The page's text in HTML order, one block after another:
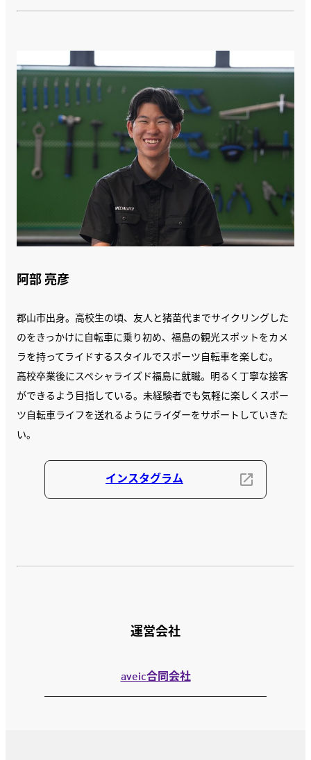
阿部 亮彦
郡山市出身。高校生の頃、友人と猪苗代までサイクリングした
のをきっかけに自転車に乗り初め、福島の観光スポットをカメ
ラを持ってライドするスタイルでスポーツ自転車を楽しむ。
高校卒業後にスペシャライズド福島に就職。明るく丁寧な接客
ができるよう目指している。未経験者でも気軽に楽しくスポー
ツ自転車ライフを送れるようにライダーをサポートしていきた
い。
インスタグラム
運営会社
aveic合同会社